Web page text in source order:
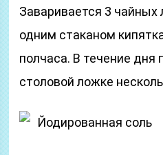
Заваривается 3 чайных
одним стаканом
полчаса. В течение дня
столовой ложке
Йодированная соль